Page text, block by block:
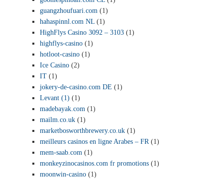
guangzhoufuari.com (1)
hahaspinnl.com NL (1)
HighFlys Casino 3092 – 3103 (1)
highflys-casino (1)
hotloot-casino (1)
Ice Casino (2)
IT (1)
jokery-de-casino.com DE (1)
Levant (1) (1)
madebayak.com (1)
mailm.co.uk (1)
marketbosworthbrewery.co.uk (1)
meilleurs casinos en ligne Arabes – FR(1)
mem-saab.com (1)
monkeyzinocasinos.com fr promotions (1)
moonwin-casino (1)